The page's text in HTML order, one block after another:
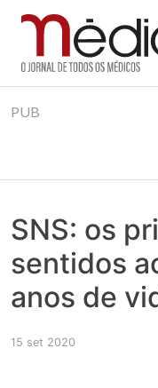
to
Jornal Médico
Médico – O Jornal de
realmente contam!
PUB
SNS: os
sentidos
anos de
15 set 2020